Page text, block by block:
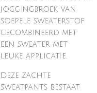
joggingbroek van
soepele sweaterstof
gecombineerd met
een sweater met
leuke applicatie.
Deze zachte
sweatpants bestaat